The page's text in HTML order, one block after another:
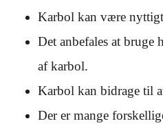
Karbol kan være
Det anbefales at bruge
af karbol.
Karbol kan bidrage til
Der er mange